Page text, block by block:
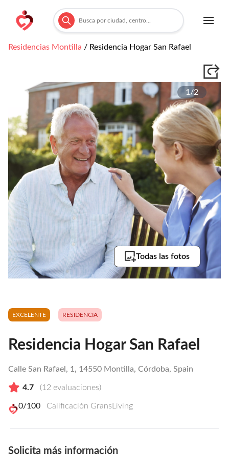
Residencias Montilla / Residencia Hogar San Rafael
1/2
Todas las fotos
EXCELENTE RESIDENCIA
Residencia Hogar San Rafael
Calle San Rafael, 1, 14550 Montilla, Córdoba, Spain
4.7 (12 evaluaciones)
0/100 Calificación GransLiving
Solicita más información